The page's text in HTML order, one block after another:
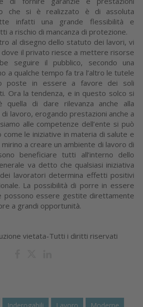
che si è realizzato è di assoluta
infatti una grande flessibilità e
a rischio di mancanza di protezione.
al disegno dello statuto dei lavori, vi
dove il privato riesce a mettere risorse
seguire il pubblico, secondo una
a qualche tempo fa tra l’altro le tutele
poste in essere a favore dei soli
Ora la tendenza, e in questo solco si
quella di dare rilevanza anche alla
lavoro, erogando prestazioni anche a
alle competenze dell’ente si può
le iniziative in materia di salute e
a creare un ambiente di lavoro di
beneficiare tutti all’interno dello
va detto che qualsiasi iniziativa
lavoratori determina effetti positivi
La possibilità di porre in essere
possono essere gestite direttamente
a grandi opportunità.
vietata-Tutti i diritti riservati